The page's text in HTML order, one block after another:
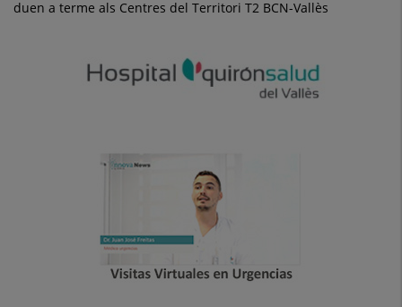
duen a terme als Centres del Territori T2 BCN-Vallès